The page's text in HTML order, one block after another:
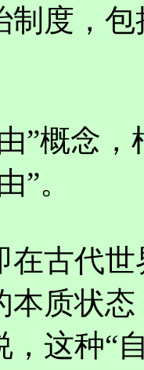
制度，
”概念
”。
古代
本质状
，这种“